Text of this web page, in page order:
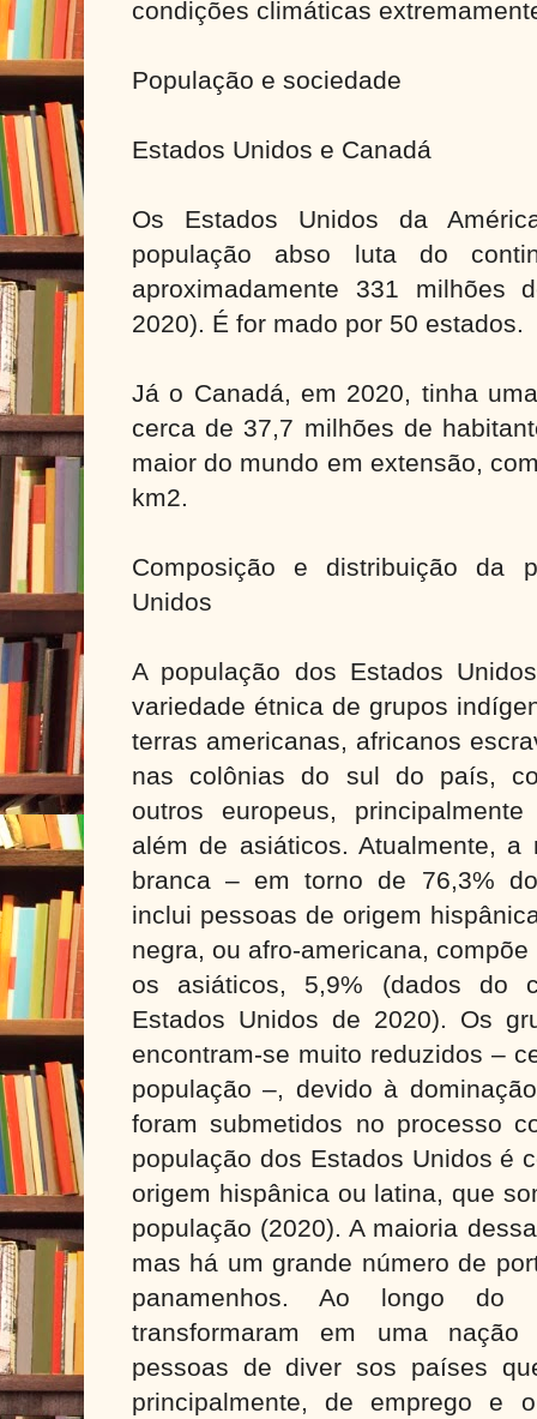
condições climáticas
População e sociedade
Estados Unidos e Canadá
Os Estados Unidos da
população abso luta do
aproximadamente 331 milhões
2020). É for mado por 50 estados.
Já o Canadá, em 2020, tinha
cerca de 37,7 milhões de
maior do mundo em extensão,
km2.
Composição e distribuição da
Unidos
A população dos Estados
variedade étnica de grupos
terras americanas, africanos
nas colônias do sul do país,
outros europeus,
além de asiáticos. Atualmente,
branca – em torno de 76,3%
inclui pessoas de origem
negra, ou afro-americana,
os asiáticos, 5,9% (dados do
Estados Unidos de 2020). Os
encontram-se muito reduzidos –
população –, devido à
foram submetidos no processo
população dos Estados Unidos é
origem hispânica ou latina, que
população (2020). A maioria
mas há um grande número de
panamenhos. Ao longo
transformaram em uma nação
pessoas de diver sos países
principalmente, de emprego e